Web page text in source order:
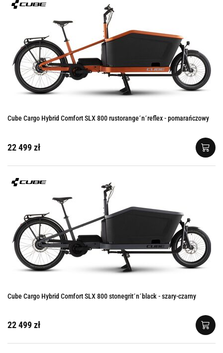
Cube Cargo Hybrid Comfort SLX 800 rustorange´n´reflex - pomarańczowy
22 499 zł
Cube Cargo Hybrid Comfort SLX 800 stonegrit´n´black - szary-czarny
22 499 zł